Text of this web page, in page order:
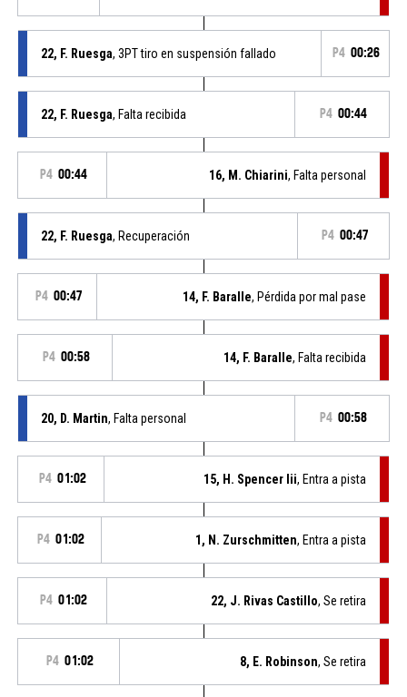
22, F. Ruesga, 3PT tiro en suspensión fallado P4 00:26
22, F. Ruesga, Falta recibida P4 00:44
P4 00:44 16, M. Chiarini, Falta personal
22, F. Ruesga, Recuperación P4 00:47
P4 00:47 14, F. Baralle, Pérdida por mal pase
P4 00:58 14, F. Baralle, Falta recibida
20, D. Martin, Falta personal P4 00:58
P4 01:02 15, H. Spencer Iii, Entra a pista
P4 01:02 1, N. Zurschmitten, Entra a pista
P4 01:02 22, J. Rivas Castillo, Se retira
P4 01:02 8, E. Robinson, Se retira